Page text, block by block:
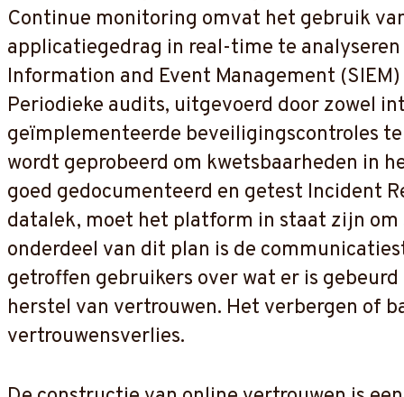
Continue monitoring omvat het gebruik
applicatiegedrag in real-time te
Information and Event Management
Periodieke audits, uitgevoerd door zowel
geïmplementeerde beveiligingscontroles
wordt geprobeerd om kwetsbaarheden in
goed gedocumenteerd en getest Incident
datalek, moet het platform in staat zijn om
onderdeel van dit plan is de
getroffen gebruikers over wat er is
herstel van vertrouwen. Het verbergen of
vertrouwensverlies.